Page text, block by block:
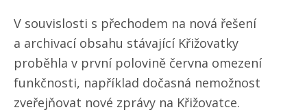
V souvislosti s přechodem na nová řešení
a archivací obsahu stávající Křižovatky
proběhla v první polovině června omezení
funkčnosti, například dočasná nemožnost
zveřejňovat nové zprávy na Křižovatce.